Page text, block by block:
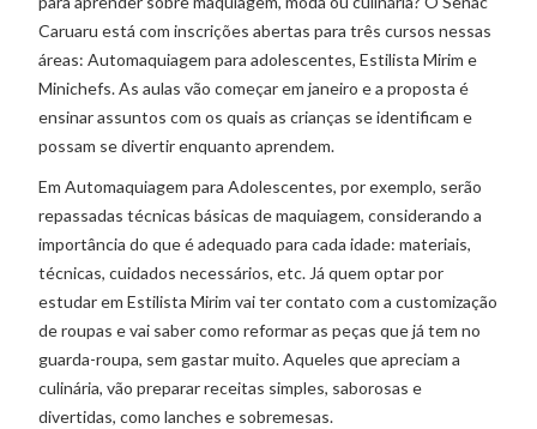
Caruaru está com inscrições abertas para três cursos nessas
áreas: Automaquiagem para adolescentes, Estilista Mirim e
Minichefs. As aulas vão começar em janeiro e a proposta é
ensinar assuntos com os quais as crianças se identificam e
possam se divertir enquanto aprendem.
Em Automaquiagem para Adolescentes, por exemplo, serão
repassadas técnicas básicas de maquiagem, considerando a
importância do que é adequado para cada idade: materiais,
técnicas, cuidados necessários, etc. Já quem optar por
estudar em Estilista Mirim vai ter contato com a customização
de roupas e vai saber como reformar as peças que já tem no
guarda-roupa, sem gastar muito. Aqueles que apreciam a
culinária, vão preparar receitas simples, saborosas e
divertidas, como lanches e sobremesas.